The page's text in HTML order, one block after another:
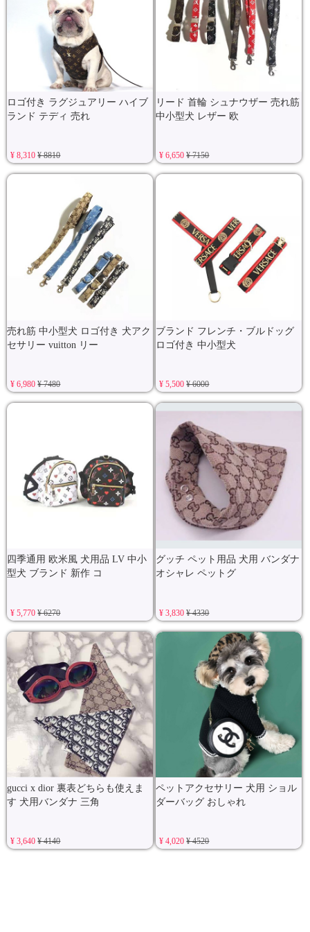
ロゴ付き ラグジュアリー ハイブ
ランド テディ 売れ
¥ 8,310¥ 8810
リード 首輪 シュナウザー 売れ筋
中小型犬 レザー 欧
¥ 6,650¥ 7150
売れ筋 中小型犬 ロゴ付き 犬アク
セサリー vuitton リー
¥ 6,980¥ 7480
ブランド フレンチ・ブルドッグ
ロゴ付き 中小型犬
¥ 5,500¥ 6000
四季通用 欧米風 犬用品 LV 中小
型犬 ブランド 新作 コ
¥ 5,770¥ 6270
グッチ ペット用品 犬用 バンダナ
オシャレ ペットグ
¥ 3,830¥ 4330
gucci x dior 裏表どちらも使えま
す 犬用バンダナ 三角
¥ 3,640¥ 4140
ペットアクセサリー 犬用 ショル
ダーバッグ おしゃれ
¥ 4,020¥ 4520